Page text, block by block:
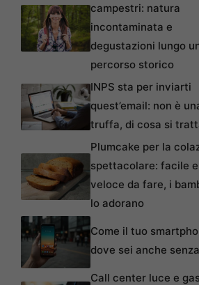
campestri: natura
incontaminata e
degustazioni lungo
percorso storico
INPS sta per inviarti
quest’email: non è
truffa, di cosa si
Plumcake per la
spettacolare: facile e
veloce da fare, i
lo adorano
Come il tuo
dove sei anche
Call center luce e